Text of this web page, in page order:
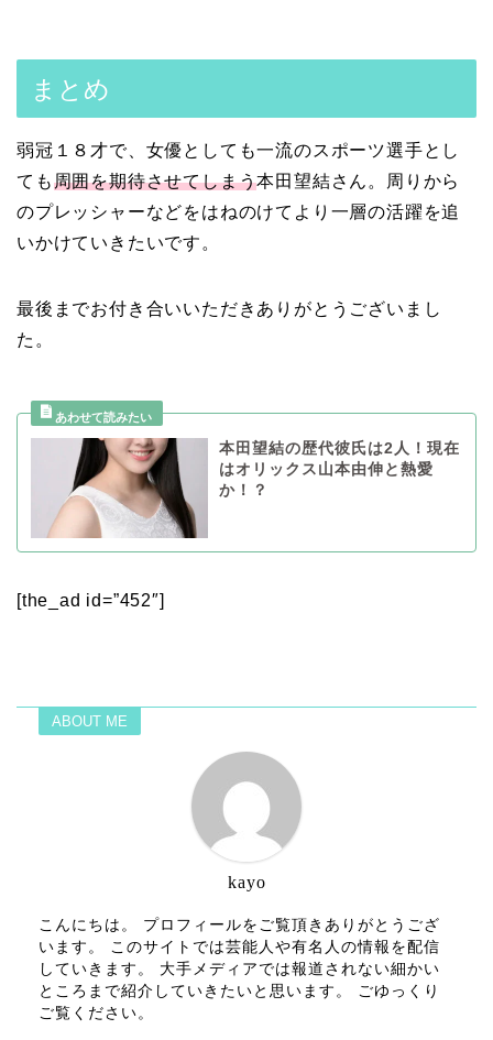
まとめ
弱冠１８才で、女優としても一流のスポーツ選手とし
ても周囲を期待させてしまう本田望結さん。周りから
のプレッシャーなどをはねのけてより一層の活躍を追
いかけていきたいです。
最後までお付き合いいただきありがとうございまし
た。
本田望結の歴代彼氏は2人！現在
はオリックス山本由伸と熱愛
か！？
[the_ad id=”452″]
ABOUT ME
kayo
こんにちは。 プロフィールをご覧頂きありがとうござ
います。 このサイトでは芸能人や有名人の情報を配信
していきます。 大手メディアでは報道されない細かい
ところまで紹介していきたいと思います。 ごゆっくり
ご覧ください。